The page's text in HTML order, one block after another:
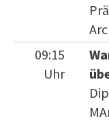
09:15
Uhr